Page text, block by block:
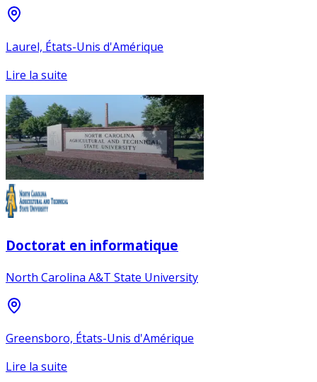
Laurel, États-Unis d'Amérique
Lire la suite
Doctorat en informatique
North Carolina A&T State University
Greensboro, États-Unis d'Amérique
Lire la suite